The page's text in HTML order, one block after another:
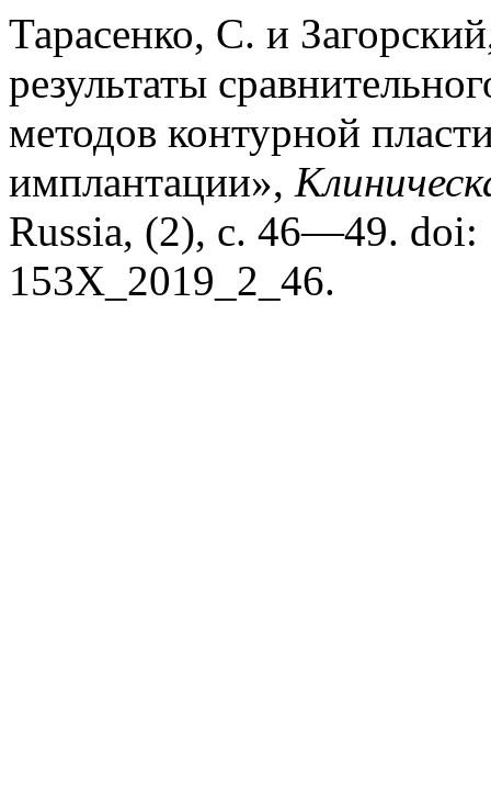
Тарасенко, С. и
результаты
методов контурной
имплантации»,
Russia, (2), с. 46—49. doi:
153X_2019_2_46.